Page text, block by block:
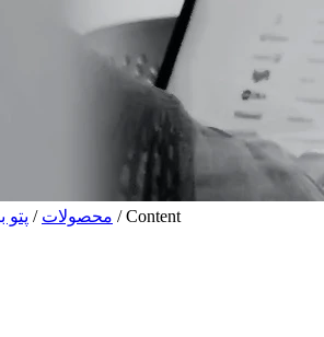
محصولات / پتو / Content